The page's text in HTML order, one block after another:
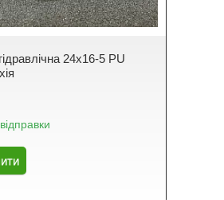
24х16-5 PU